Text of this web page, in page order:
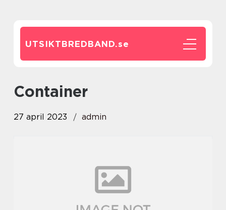
UTSIKTBREDBAND.se
container
27 april 2023 admin